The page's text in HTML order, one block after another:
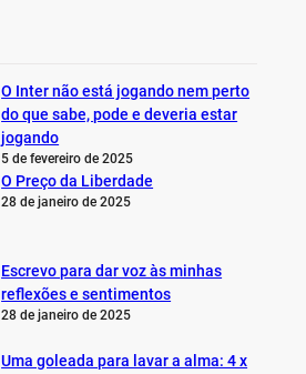
O Inter não está jogando nem perto
do que sabe, pode e deveria estar
jogando
5 de fevereiro de 2025
O Preço da Liberdade
28 de janeiro de 2025
Escrevo para dar voz às minhas
reflexões e sentimentos
28 de janeiro de 2025
Uma goleada para lavar a alma: 4 x